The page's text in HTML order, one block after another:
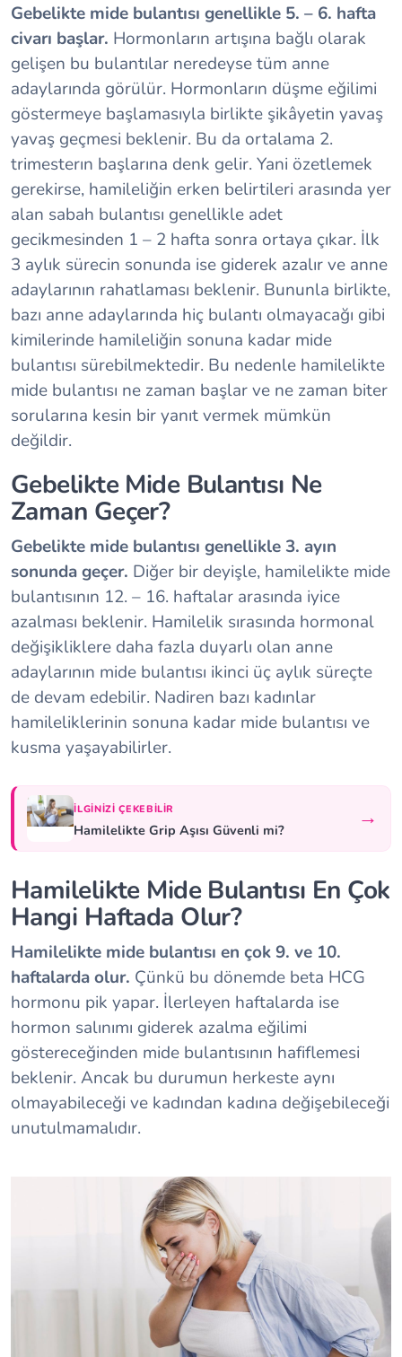
Gebelikte mide bulantısı genellikle 5. – 6. hafta
civarı başlar. Hormonların artışına bağlı olarak
gelişen bu bulantılar neredeyse tüm anne
adaylarında görülür. Hormonların düşme eğilimi
göstermeye başlamasıyla birlikte şikâyetin yavaş
yavaş geçmesi beklenir. Bu da ortalama 2.
trimesterın başlarına denk gelir. Yani özetlemek
gerekirse, hamileliğin erken belirtileri arasında yer
alan sabah bulantısı genellikle adet
gecikmesinden 1 – 2 hafta sonra ortaya çıkar. İlk
3 aylık sürecin sonunda ise giderek azalır ve anne
adaylarının rahatlaması beklenir. Bununla birlikte,
bazı anne adaylarında hiç bulantı olmayacağı gibi
kimilerinde hamileliğin sonuna kadar mide
bulantısı sürebilmektedir. Bu nedenle hamilelikte
mide bulantısı ne zaman başlarve ne zaman biter
sorularına kesin bir yanıt vermek mümkün
değildir.
Gebelikte Mide Bulantısı Ne
Zaman Geçer?
Gebelikte mide bulantısı genellikle 3. ayın
sonunda geçer. Diğer bir deyişle, hamilelikte mide
bulantısının 12. – 16. haftalar arasında iyice
azalması beklenir. Hamilelik sırasında hormonal
değişikliklere daha fazla duyarlı olan anne
adaylarının mide bulantısı ikinci üç aylık süreçte
de devam edebilir. Nadiren bazı kadınlar
hamileliklerinin sonuna kadar mide bulantısı ve
kusma yaşayabilirler.
İLGINIZI ÇEKEBILIR
Hamilelikte Grip Aşısı Güvenli mi? →
Hamilelikte Mide Bulantısı En Çok
Hangi Haftada Olur?
Hamilelikte mide bulantısı en çok 9. ve 10.
haftalarda olur. Çünkü bu dönemde beta HCG
hormonu pik yapar. İlerleyen haftalarda ise
hormon salınımı giderek azalma eğilimi
göstereceğinden mide bulantısının hafiflemesi
beklenir. Ancak bu durumun herkeste aynı
olmayabileceği ve kadından kadına değişebileceği
unutulmamalıdır.